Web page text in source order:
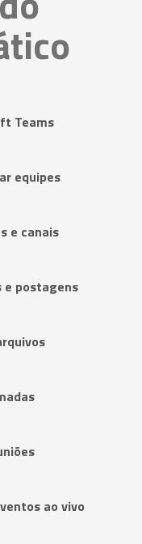
Teams
equipes
e canais
e postagens
ao vivo